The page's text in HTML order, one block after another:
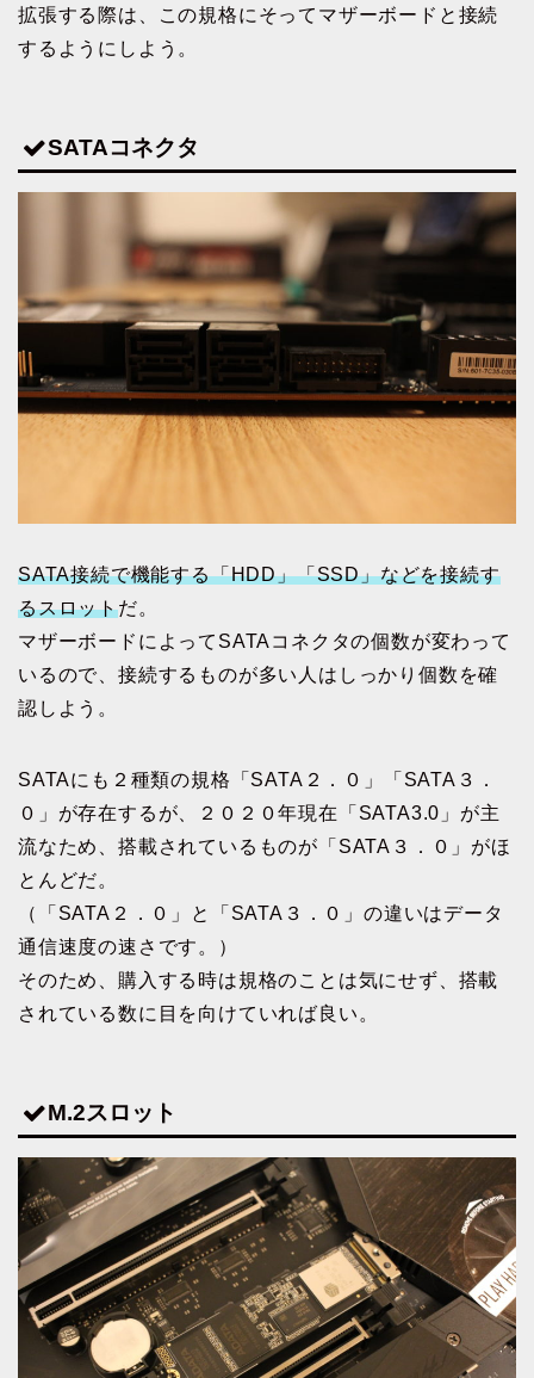
拡張する際は、この規格にそってマザーボードと接続
するようにしよう。
SATAコネクタ
SATA接続で機能する「HDD」「SSD」などを接続す
るスロットだ。
マザーボードによってSATAコネクタの個数が変わって
いるので、接続するものが多い人はしっかり個数を確
認しよう。
SATAにも２種類の規格「SATA２．０」「SATA３．
０」が存在するが、２０２０年現在「SATA3.0」が主
流なため、搭載されているものが「SATA３．０」がほ
とんどだ。
（「SATA２．０」と「SATA３．０」の違いはデータ
通信速度の速さです。）
そのため、購入する時は規格のことは気にせず、搭載
されている数に目を向けていれば良い。
M.2スロット